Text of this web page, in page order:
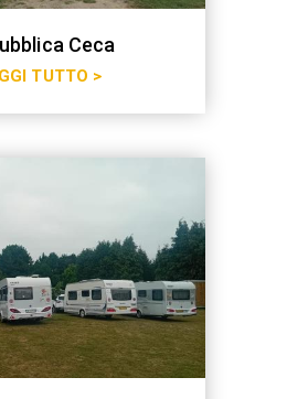
Ceca
TUTTO >